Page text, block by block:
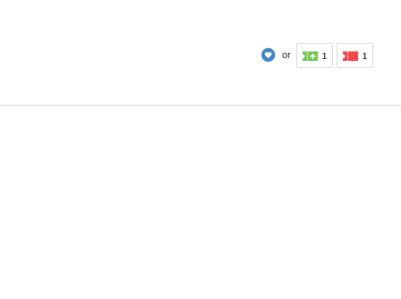
or 1 1